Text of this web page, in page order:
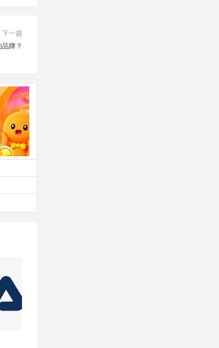
下一篇
牌？